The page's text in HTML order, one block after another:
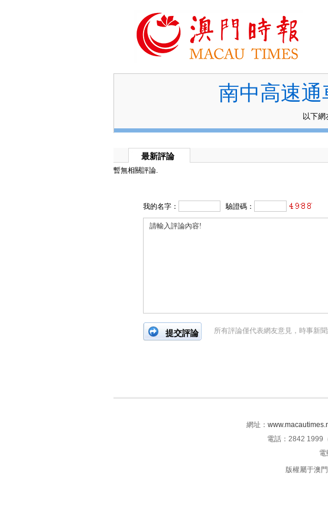
南中高速
以下
最新評論
暫無相關評論.
我的名字： 驗證碼：
所有評論僅代表網友意見，時事新聞
網址：
電話：2842 1999
版權屬于澳